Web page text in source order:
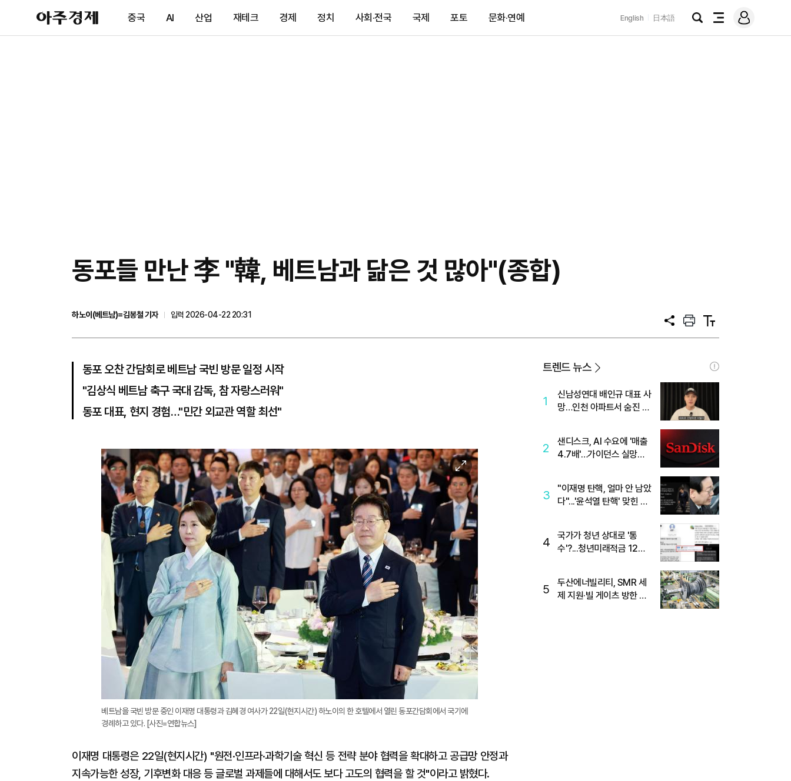
아
주
제
중국 AI 산업 재테크 경제 정치 사회·전국 국제 포토 문화·연예 English 日本語
검
전
메
그
동포들 만난 李 "韓, 베트남과 닮은 것 많아"(종합)
하노이(베트남)=김봉철 기자
입력 2026-04-22 20:31
공
프
트
텍
트
동포 오찬 간담회로 베트남 국빈 방문 일정 시작
"김상식 베트남 축구 국대 감독, 참 자랑스러워"
동포 대표, 현지 경험…"민간 외교관 역할 최선"
이
미
지
확
대
베트남을 국빈 방문 중인 이재명 대통령과 김혜경 여사가 22일(현지시간) 하노이의 한 호텔에서 열린 동포간담회에서 국기에
경례하고 있다. [사진=연합뉴스]
이재명 대통령은 22일(현지시간) "원전·인프라·과학기술 혁신 등 전략 분야 협력을 확대하고 공급망 안정과
지속가능한 성장, 기후변화 대응 등 글로벌 과제들에 대해서도 보다 고도의 협력을 할 것"이라고 밝혔다.
트렌드 뉴스
1
신남성연대 배인규 대표 사
망…인천 아파트서 숨진 채
2
샌디스크, AI 수요에 '매출
4.7배'…가이던스 실망에
3
"이재명 탄핵, 얼마 안 남았
다"...'윤석열 탄핵' 맞힌 무
4
국가가 청년 상대로 '통
수'?...청년미래적금 12%
5
두산에너빌리티, SMR 세
제 지원·빌 게이츠 방한 기